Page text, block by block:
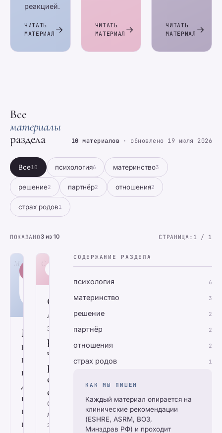
реакцией.
ЧИТАТЬ
МАТЕРИАЛ
ЧИТАТЬ
МАТЕРИАЛ
ЧИТАТЬ
МАТЕРИАЛ
Все
материалы
раздела
10 материалов · обновлено 19 июля 2026
Все10 психология6 материнство3
решение2 партнёр2 отношения2
страх родов1
ПОКАЗАНО3 из 10 СТРАНИЦА: 1 / 1
ГЛАВНЫЙ
М
ГОТОВ
Муж
не
готов
к
детям:
как
понять
причину
С
Стоит
ли
заводить
ребёнка:
честный
разговор
с
собой
Стоит
ли
заводить
СОДЕРЖАНИЕ РАЗДЕЛА
психология 6
материнство 3
решение 2
партнёр 2
отношения 2
страх родов 1
КАК МЫ ПИШЕМ
Каждый материал опирается на
клинические рекомендации
(ESHRE, ASRM, ВОЗ,
Минздрав РФ) и проходит